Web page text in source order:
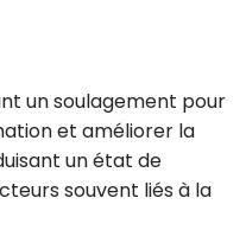
un soulagement pour
et améliorer la
un état de
souvent liés à la